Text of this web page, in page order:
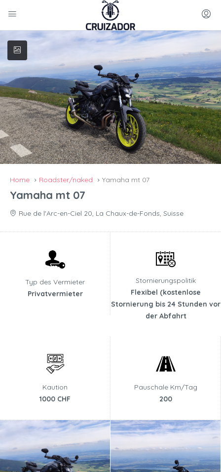
Home Roadster/naked Yamaha mt 07
Yamaha mt 07
Rue de l'Arc-en-Ciel 20, La Chaux-de-Fonds, Suisse
Typ des Vermieter
Privatvermieter
Stornierungspolitik
Flexibel (kostenlose
Stornierung bis 24 Stunden vor
der Abfahrt
Kaution
1000 CHF
Pauschale Km/Tag
200